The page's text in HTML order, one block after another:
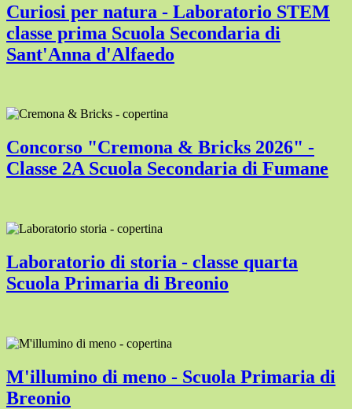
Curiosi per natura - Laboratorio STEM
classe prima Scuola Secondaria di
Sant'Anna d'Alfaedo
Concorso "Cremona & Bricks 2026" -
Classe 2A Scuola Secondaria di Fumane
Laboratorio di storia - classe quarta
Scuola Primaria di Breonio
M'illumino di meno - Scuola Primaria di
Breonio